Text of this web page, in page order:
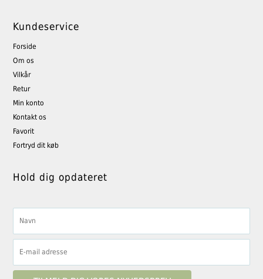
Kundeservice
Forside
Om os
Vilkår
Retur
Min konto
Kontakt os
Favorit
Fortryd dit køb
Hold dig opdateret